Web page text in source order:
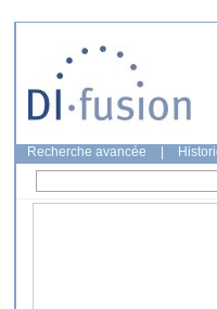
Recherche avancée